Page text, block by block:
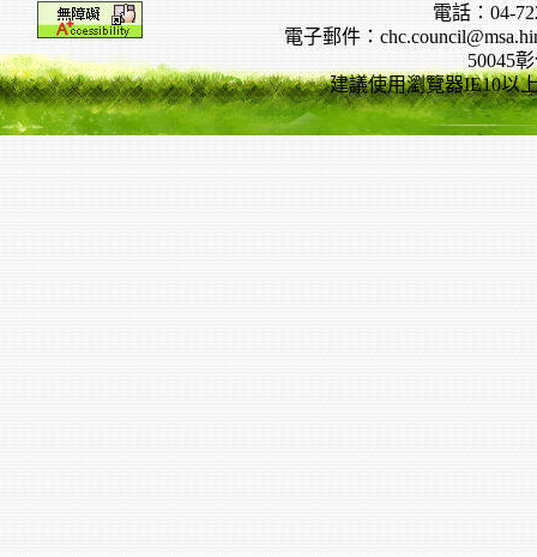
電話：04-
電子郵件：
50045
建議使用瀏覽器IE10以